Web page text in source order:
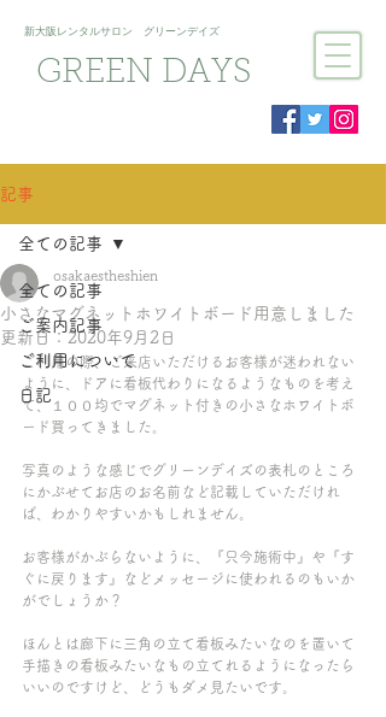
新大阪​レンタルサロン グリーンデイズ
GREEN DAYS
記事
全ての記事
ご案内記事
ご利用について
日記
全ての記事
小さなマグネットホワイトボード用意しました
osakaestheshien
更新日：2020年9月2日
ご利用の際、ご来店いただけるお客様が迷われない
ように、ドアに看板代わりになるようなものを考え
て、１００均でマグネット付きの小さなホワイトボ
ード買ってきました。
写真のような感じでグリーンデイズの表札のところ
にかぶせてお店のお名前など記載していただけれ
ば、わかりやすいかもしれません。
お客様がかぶらないように、『只今施術中』や『す
ぐに戻ります』などメッセージに使われるのもいか
がでしょうか？
ほんとは廊下に三角の立て看板みたいなのを置いて
手描きの看板みたいなもの立てれるようになったら
いいのですけど、どうもダメ見たいです。